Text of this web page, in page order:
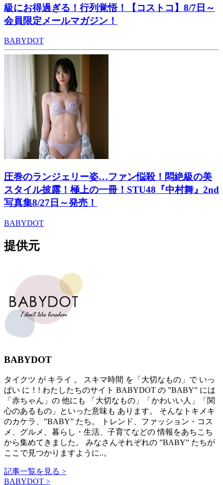
級にお得過ぎる！行列覚悟！【コストコ】8/7日～
会員限定メールマガジン！
BABYDOT
圧巻のランジェリー姿…ファン悩殺！悶絶級の美
スタイル披露！極上の一冊！STU48『中村舞』2nd
写真集8/27日～発売！
BABYDOT
提供元
BABYDOT
タイクツ が キライ 。 スキマ時間 を「大切なもの」で いっ
ぱい に！! わたしたちのサイト BABYDOT の ”BABY” には
「赤ちゃん」の 他にも 「大切なもの」「かわいい人」「関
心のあるもの」といった意味も あります。 そんなトキメキ
のカケラ、”BABY” たち。 トレンド、ファッション・コス
メ、グルメ、暮らし・生活、子育てなどの 情報をあちこち
から集めてきました。 みなさんそれぞれの ”BABY” たちが
ここで見つかりますように..。
記事一覧を見る >
BABYDOT >